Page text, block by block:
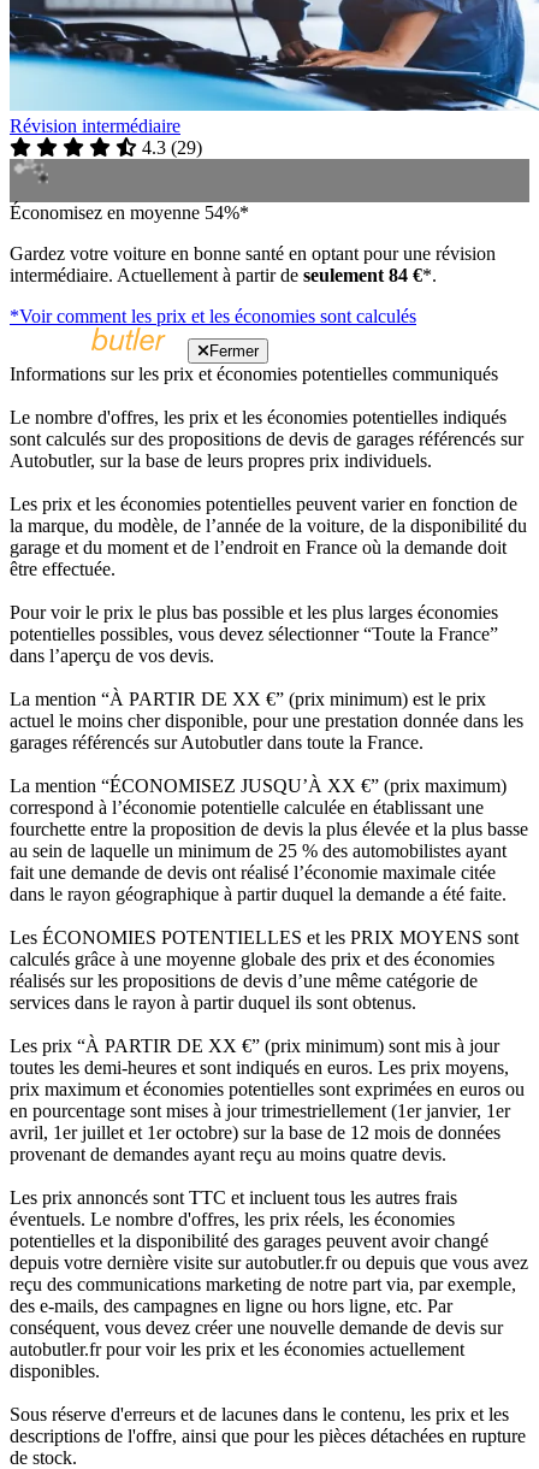
Révision intermédiaire
4.3 (29)
Économisez en moyenne 54%*
Gardez votre voiture en bonne santé en optant pour une révision
intermédiaire. Actuellement à partir de seulement 84 €*.
*Voir comment les prix et les économies sont calculés
Fermer
Informations sur les prix et économies potentielles communiqués
Le nombre d'offres, les prix et les économies potentielles indiqués
sont calculés sur des propositions de devis de garages référencés sur
Autobutler, sur la base de leurs propres prix individuels.
Les prix et les économies potentielles peuvent varier en fonction de
la marque, du modèle, de l’année de la voiture, de la disponibilité du
garage et du moment et de l’endroit en France où la demande doit
être effectuée.
Pour voir le prix le plus bas possible et les plus larges économies
potentielles possibles, vous devez sélectionner “Toute la France”
dans l’aperçu de vos devis.
La mention “À PARTIR DE XX €” (prix minimum) est le prix
actuel le moins cher disponible, pour une prestation donnée dans les
garages référencés sur Autobutler dans toute la France.
La mention “ÉCONOMISEZ JUSQU’À XX €” (prix maximum)
correspond à l’économie potentielle calculée en établissant une
fourchette entre la proposition de devis la plus élevée et la plus basse
au sein de laquelle un minimum de 25 % des automobilistes ayant
fait une demande de devis ont réalisé l’économie maximale citée
dans le rayon géographique à partir duquel la demande a été faite.
Les ÉCONOMIES POTENTIELLES et les PRIX MOYENS sont
calculés grâce à une moyenne globale des prix et des économies
réalisés sur les propositions de devis d’une même catégorie de
services dans le rayon à partir duquel ils sont obtenus.
Les prix “À PARTIR DE XX €” (prix minimum) sont mis à jour
toutes les demi-heures et sont indiqués en euros. Les prix moyens,
prix maximum et économies potentielles sont exprimées en euros ou
en pourcentage sont mises à jour trimestriellement (1er janvier, 1er
avril, 1er juillet et 1er octobre) sur la base de 12 mois de données
provenant de demandes ayant reçu au moins quatre devis.
Les prix annoncés sont TTC et incluent tous les autres frais
éventuels. Le nombre d'offres, les prix réels, les économies
potentielles et la disponibilité des garages peuvent avoir changé
depuis votre dernière visite sur autobutler.fr ou depuis que vous avez
reçu des communications marketing de notre part via, par exemple,
des e-mails, des campagnes en ligne ou hors ligne, etc. Par
conséquent, vous devez créer une nouvelle demande de devis sur
autobutler.fr pour voir les prix et les économies actuellement
disponibles.
Sous réserve d'erreurs et de lacunes dans le contenu, les prix et les
descriptions de l'offre, ainsi que pour les pièces détachées en rupture
de stock.